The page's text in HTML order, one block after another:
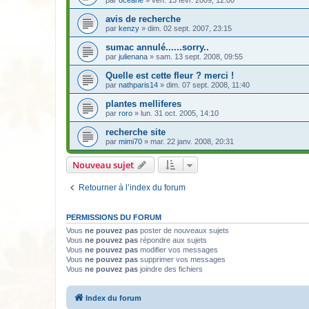
avis de recherche
par kenzy » dim. 02 sept. 2007, 23:15
sumac annulé......sorry..
par julienana » sam. 13 sept. 2008, 09:55
Quelle est cette fleur ? merci !
par nathparis14 » dim. 07 sept. 2008, 11:40
plantes melliferes
par roro » lun. 31 oct. 2005, 14:10
recherche site
par mimi70 » mar. 22 janv. 2008, 20:31
Nouveau sujet
Retourner à l’index du forum
PERMISSIONS DU FORUM
Vous ne pouvez pas poster de nouveaux sujets
Vous ne pouvez pas répondre aux sujets
Vous ne pouvez pas modifier vos messages
Vous ne pouvez pas supprimer vos messages
Vous ne pouvez pas joindre des fichiers
Index du forum